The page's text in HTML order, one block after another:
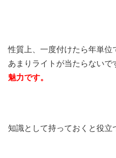
性質上、一度付けたら年単
あまりライトが当たらないで
魅力です。
知識として持っておくと役立